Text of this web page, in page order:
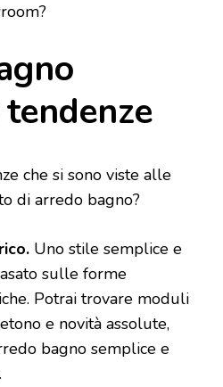
che si sono viste alle
di arredo bagno?
Uno stile semplice e
sulle forme
Potrai trovare moduli
e novità assolute,
bagno semplice e